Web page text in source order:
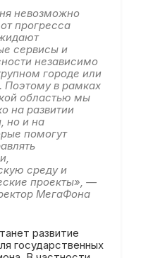
невозможно
прогресса
сервисы и
независимо
городе или
Поэтому в рамках
областью мы
на развитии
но и на
помогут
среду и
проекты», —
МегаФона
развитие
государственных